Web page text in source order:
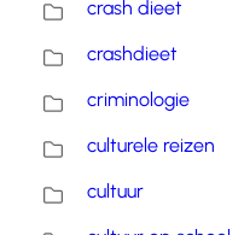
crash dieet
crashdieet
criminologie
culturele reizen
cultuur